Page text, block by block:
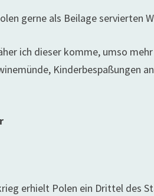
gerne als Beilage servierten
ich dieser komme, umso
Kinderbespaßungen
erhielt Polen ein Drittel des